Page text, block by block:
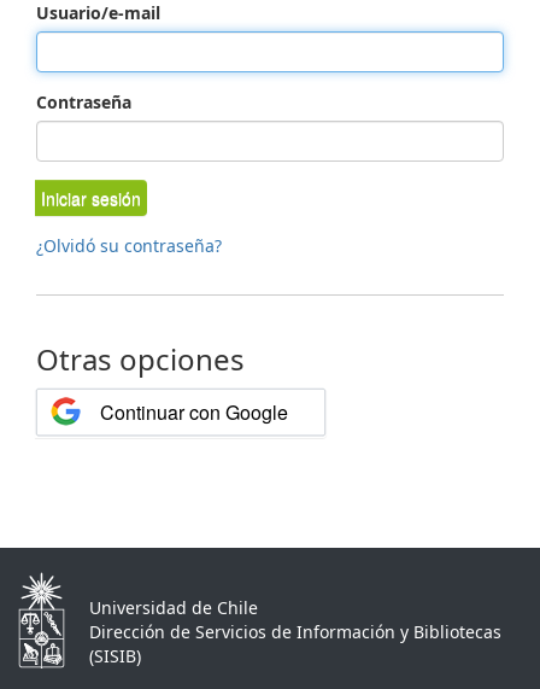
Usuario/e-mail
Contraseña
Iniciar sesión
¿Olvidó su contraseña?
Otras opciones
Continuar con Google
Universidad de Chile
Dirección de Servicios de Información y Bibliotecas
(SISIB)